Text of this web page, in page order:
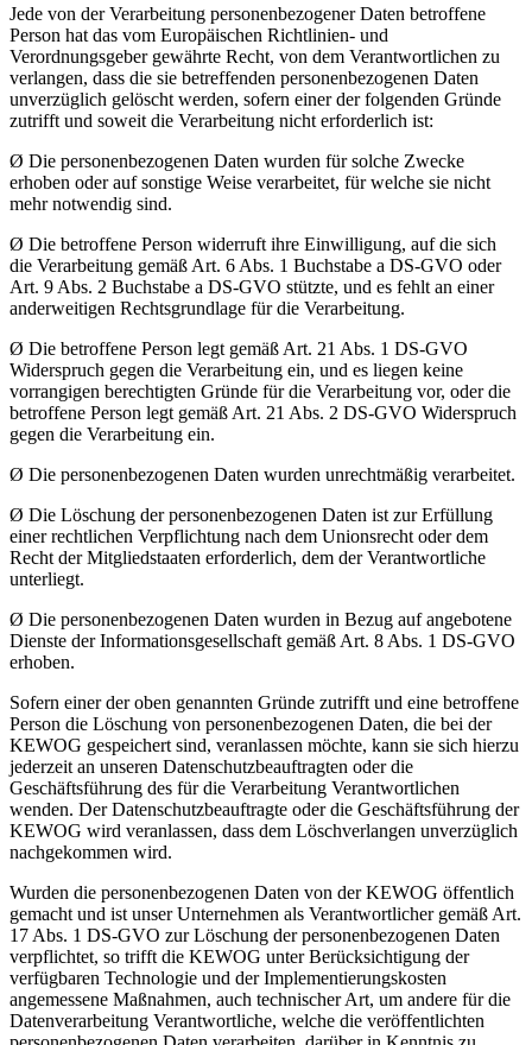
Jede von der Verarbeitung personenbezogener Daten betroffene
Person hat das vom Europäischen Richtlinien- und
Verordnungsgeber gewährte Recht, von dem Verantwortlichen zu
verlangen, dass die sie betreffenden personenbezogenen Daten
unverzüglich gelöscht werden, sofern einer der folgenden Gründe
zutrifft und soweit die Verarbeitung nicht erforderlich ist:
Ø Die personenbezogenen Daten wurden für solche Zwecke
erhoben oder auf sonstige Weise verarbeitet, für welche sie nicht
mehr notwendig sind.
Ø Die betroffene Person widerruft ihre Einwilligung, auf die sich
die Verarbeitung gemäß Art. 6 Abs. 1 Buchstabe a DS-GVO oder
Art. 9 Abs. 2 Buchstabe a DS-GVO stützte, und es fehlt an einer
anderweitigen Rechtsgrundlage für die Verarbeitung.
Ø Die betroffene Person legt gemäß Art. 21 Abs. 1 DS-GVO
Widerspruch gegen die Verarbeitung ein, und es liegen keine
vorrangigen berechtigten Gründe für die Verarbeitung vor, oder die
betroffene Person legt gemäß Art. 21 Abs. 2 DS-GVO Widerspruch
gegen die Verarbeitung ein.
Ø Die personenbezogenen Daten wurden unrechtmäßig verarbeitet.
Ø Die Löschung der personenbezogenen Daten ist zur Erfüllung
einer rechtlichen Verpflichtung nach dem Unionsrecht oder dem
Recht der Mitgliedstaaten erforderlich, dem der Verantwortliche
unterliegt.
Ø Die personenbezogenen Daten wurden in Bezug auf angebotene
Dienste der Informationsgesellschaft gemäß Art. 8 Abs. 1 DS-GVO
erhoben.
Sofern einer der oben genannten Gründe zutrifft und eine betroffene
Person die Löschung von personenbezogenen Daten, die bei der
KEWOG gespeichert sind, veranlassen möchte, kann sie sich hierzu
jederzeit an unseren Datenschutzbeauftragten oder die
Geschäftsführung des für die Verarbeitung Verantwortlichen
wenden. Der Datenschutzbeauftragte oder die Geschäftsführung der
KEWOG wird veranlassen, dass dem Löschverlangen unverzüglich
nachgekommen wird.
Wurden die personenbezogenen Daten von der KEWOG öffentlich
gemacht und ist unser Unternehmen als Verantwortlicher gemäß Art.
17 Abs. 1 DS-GVO zur Löschung der personenbezogenen Daten
verpflichtet, so trifft die KEWOG unter Berücksichtigung der
verfügbaren Technologie und der Implementierungskosten
angemessene Maßnahmen, auch technischer Art, um andere für die
Datenverarbeitung Verantwortliche, welche die veröffentlichten